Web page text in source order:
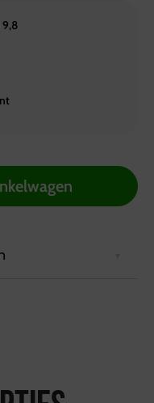
9,8
van